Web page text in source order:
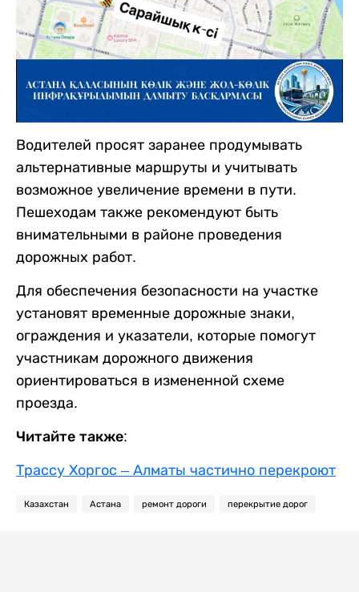
Водителей просят заранее продумывать
альтернативные маршруты и учитывать
возможное увеличение времени в пути.
Пешеходам также рекомендуют быть
внимательными в районе проведения
дорожных работ.
Для обеспечения безопасности на участке
установят временные дорожные знаки,
ограждения и указатели, которые помогут
участникам дорожного движения
ориентироваться в измененной схеме
проезда.
Читайте также:
Трассу Хоргос – Алматы частично перекроют
Казахстан Астана ремонт дороги перекрытие дорог